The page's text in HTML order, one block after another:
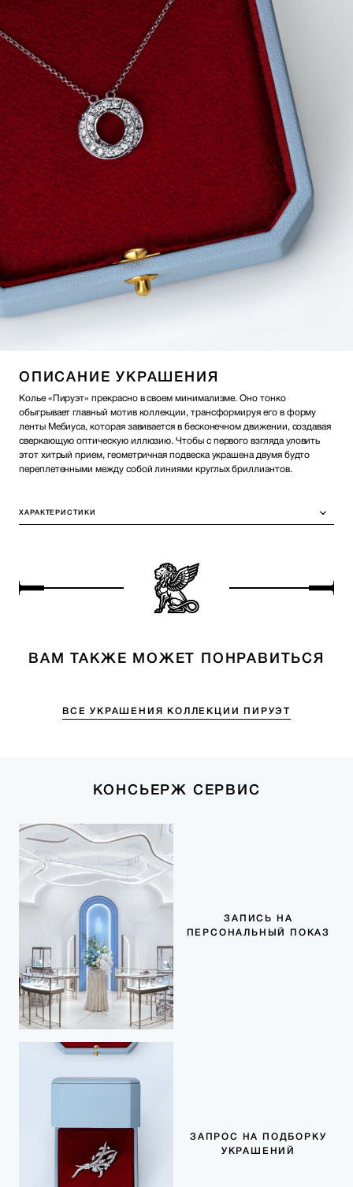
ОПИСАНИЕ УКРАШЕНИЯ
Колье «Пируэт» прекрасно в своем минимализме. Оно тонко
обыгрывает главный мотив коллекции, трансформируя его в форму
ленты Мебиуса, которая завивается в бесконечном движении, создавая
сверкающую оптическую иллюзию. Чтобы с первого взгляда уловить
этот хитрый прием, геометричная подвеска украшена двумя будто
переплетенными между собой линиями круглых бриллиантов.
ХАРАКТЕРИСТИКИ
ВАМ ТАКЖЕ МОЖЕТ ПОНРАВИТЬСЯ
ВСЕ УКРАШЕНИЯ КОЛЛЕКЦИИ ПИРУЭТ
КОНСЬЕРЖ СЕРВИС
ЗАПИСЬ НА
ПЕРСОНАЛЬНЫЙ ПОКАЗ
ЗАПРОС НА ПОДБОРКУ
УКРАШЕНИЙ